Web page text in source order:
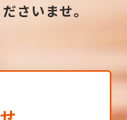
さいませ。